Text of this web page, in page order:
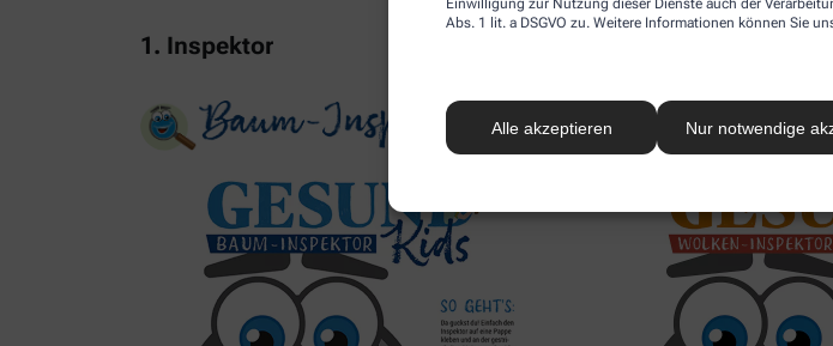
Einwilligung zur Nutzung dieser Dienste auch der
Abs. 1 lit. a DSGVO zu. Weitere Informationen können Sie
Alle akzeptieren Nur notwendige
1. Inspektor